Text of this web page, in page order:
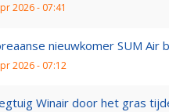
2026 - 07:41
nieuwkomer SUM Air
2026 - 07:12
Winair door het gras